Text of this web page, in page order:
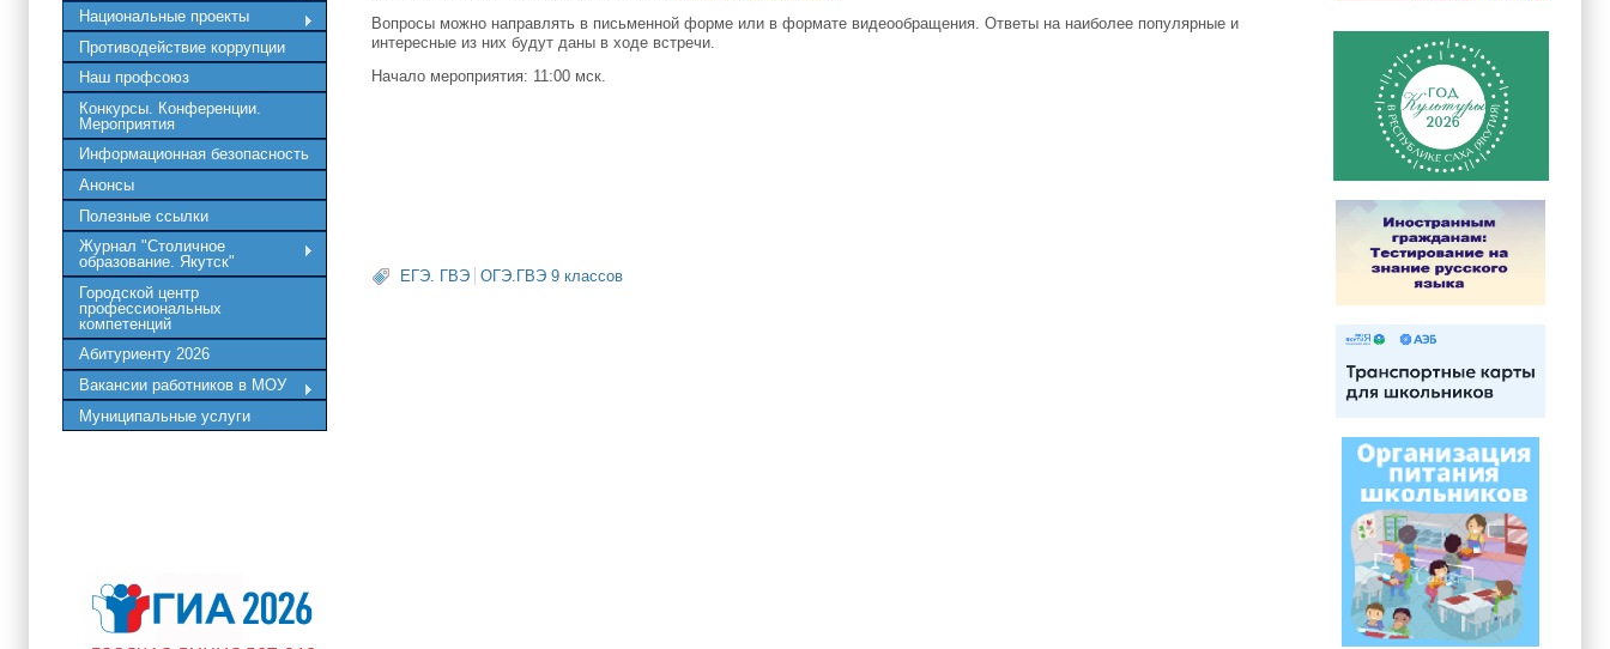
Национальные проекты
Противодействие коррупции
Наш профсоюз
Конкурсы. Конференции.
Мероприятия
Информационная безопасность
Анонсы
Полезные ссылки
Журнал "Столичное
образование. Якутск"
Городской центр
профессиональных
компетенций
Абитуриенту 2026
Вакансии работников в МОУ
Муниципальные услуги
Вопросы можно направлять в письменной форме или в формате видеообращения. Ответы на наиболее популярные и
интересные из них будут даны в ходе встречи.
Начало мероприятия: 11:00 мск.
ЕГЭ. ГВЭ ОГЭ.ГВЭ 9 классов